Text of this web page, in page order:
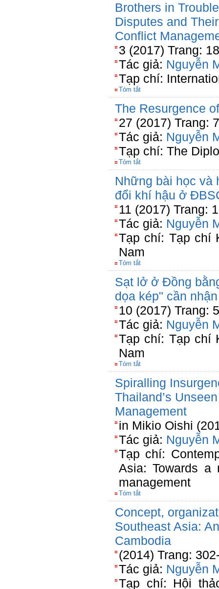
Brothers in
Disputes and
Conflict
3 (2017) Trang:
Tác giả: Nguyễn
Tạp chí:
Tóm tắt
The Resurgence
27 (2017) Trang:
Tác giả: Nguyễn
Tạp chí: The
Tóm tắt
Những bài học và
đổi khí hậu ở
11 (2017) Trang:
Tác giả: Nguyễn
Tạp chí: Tạp chí
Nam
Tóm tắt
Sạt lở ở Đồng
dọa kép" cần
10 (2017) Trang:
Tác giả: Nguyễn
Tạp chí: Tạp chí
Nam
Tóm tắt
Spiralling
Thailand’s
Management
in Mikio Oishi
Tác giả: Nguyễn
Tạp chí:
Asia: Towards a
management
Tóm tắt
Concept,
Southeast Asia:
Cambodia
(2014) Trang:
Tác giả: Nguyễn
Tạp chí: Hội